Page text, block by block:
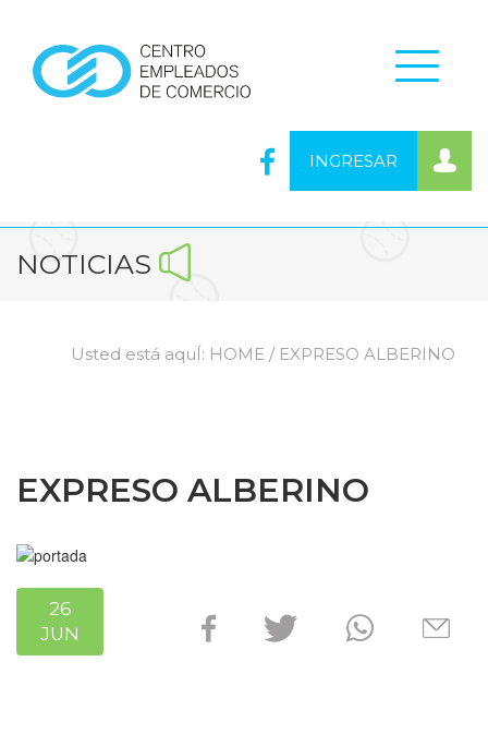
INGRESAR
NOTICIAS
Usted está aquÍ: HOME / EXPRESO ALBERINO
EXPRESO ALBERINO
26
JUN